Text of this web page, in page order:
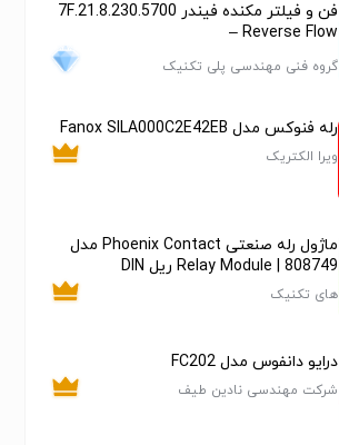
حجم نمونه­هایی از10 تا 300 میلی لیتر مدل FS450N به
همراه پروب استاندارد، 450 وات به همراه اتاقک ضد صدا
نمونه هایی از 50 تا 500 میلی لیتر مدل FS600N به همراه
پروب استاندارد جهت حجم های 200 تا 500 میلی لیتر 650
فن و فیلتر مکنده فیندر 7F.21.8.230.5700
– Reverse Flow
گروه فنی مهندسی پلی تکنیک
رله فنوکس مدل Fanox SILA000C2E42EB
ویرا الکتریک
ماژول رله صنعتی Phoenix Contact مدل
808749 | Relay Module ریل DIN
های تکنیک
درایو دانفوس مدل FC202
شرکت مهندسی نادین طیف